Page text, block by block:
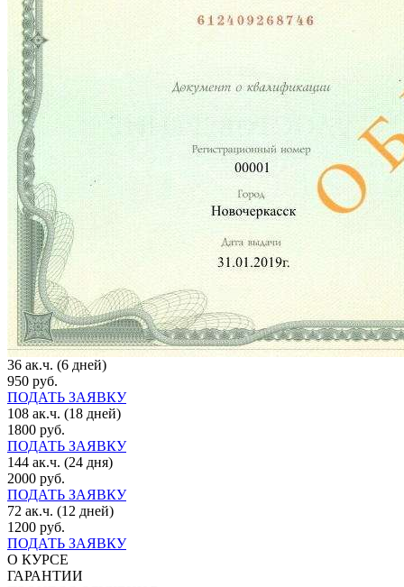
36 ак.ч. (6 дней)
950 руб.
ПОДАТЬ ЗАЯВКУ
108 ак.ч. (18 дней)
1800 руб.
ПОДАТЬ ЗАЯВКУ
144 ак.ч. (24 дня)
2000 руб.
ПОДАТЬ ЗАЯВКУ
72 ак.ч. (12 дней)
1200 руб.
ПОДАТЬ ЗАЯВКУ
О КУРСЕ
ГАРАНТИИ